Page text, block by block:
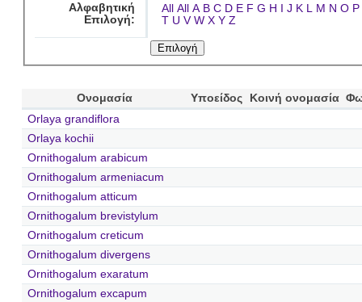
Αλφαβητική
Επιλογή:
All All A B C D E F G H I J K L M N O P
T U V W X Y Z
Ονομασία Υποείδος Κοινή ονομασία
Orlaya grandiflora
Orlaya kochii
Ornithogalum arabicum
Ornithogalum armeniacum
Ornithogalum atticum
Ornithogalum brevistylum
Ornithogalum creticum
Ornithogalum divergens
Ornithogalum exaratum
Ornithogalum excapum